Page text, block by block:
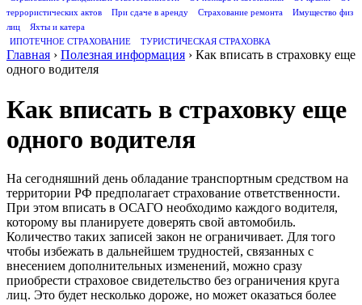
террористических актов
При сдаче в аренду Страхование ремонта
Имущество физ
лиц
Яхты и катера
ИПОТЕЧНОЕ СТРАХОВАНИЕ
ТУРИСТИЧЕСКАЯ СТРАХОВКА
Главная › Полезная информация › Как вписать в страховку еще
одного водителя
Как вписать в страховку еще
одного водителя
На сегодняшний день обладание транспортным средством на
территории РФ предполагает страхование ответственности.
При этом вписать в ОСАГО необходимо каждого водителя,
которому вы планируете доверять свой автомобиль.
Количество таких записей закон не ограничивает. Для того
чтобы избежать в дальнейшем трудностей, связанных с
внесением дополнительных изменений, можно сразу
приобрести страховое свидетельство без ограничения круга
лиц. Это будет несколько дороже, но может оказаться более